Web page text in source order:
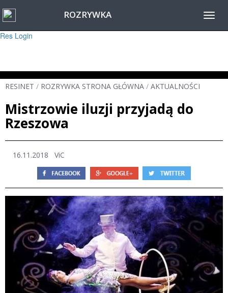
Warning
: session_start(): Failed to read session data: user (path: ) in
Res Login
ROZRYWKA
RESINET / ROZRYWKA STRONA GŁÓWNA / AKTUALNOŚCI
Mistrzowie iluzji przyjadą do
Rzeszowa
16.11.2018 ViC